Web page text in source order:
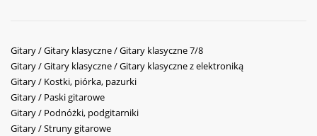
Gitary / Gitary klasyczne / Gitary klasyczne 7/8
Gitary / Gitary klasyczne / Gitary klasyczne z elektroniką
Gitary / Kostki, piórka, pazurki
Gitary / Paski gitarowe
Gitary / Podnóżki, podgitarniki
Gitary / Struny gitarowe